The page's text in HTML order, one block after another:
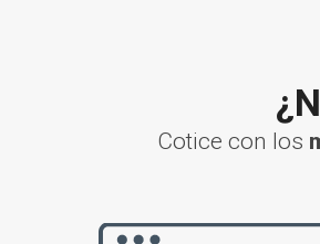
Cotice con los